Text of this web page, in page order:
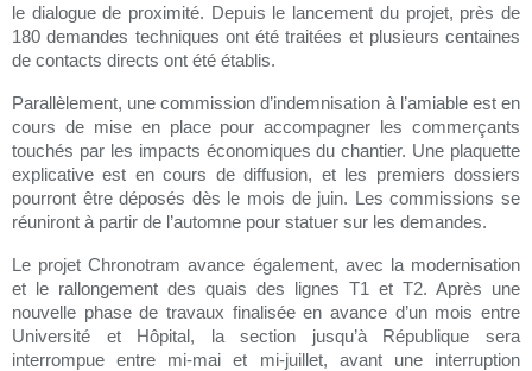
le dialogue de proximité. Depuis le lancement du projet, près de
180 demandes techniques ont été traitées et plusieurs centaines
de contacts directs ont été établis.
Parallèlement, une commission d’indemnisation à l’amiable est en
cours de mise en place pour accompagner les commerçants
touchés par les impacts économiques du chantier. Une plaquette
explicative est en cours de diffusion, et les premiers dossiers
pourront être déposés dès le mois de juin. Les commissions se
réuniront à partir de l’automne pour statuer sur les demandes.
Le projet Chronotram avance également, avec la modernisation
et le rallongement des quais des lignes T1 et T2. Après une
nouvelle phase de travaux finalisée en avance d’un mois entre
Université et Hôpital, la section jusqu’à République sera
interrompue entre mi-mai et mi-juillet, avant une interruption